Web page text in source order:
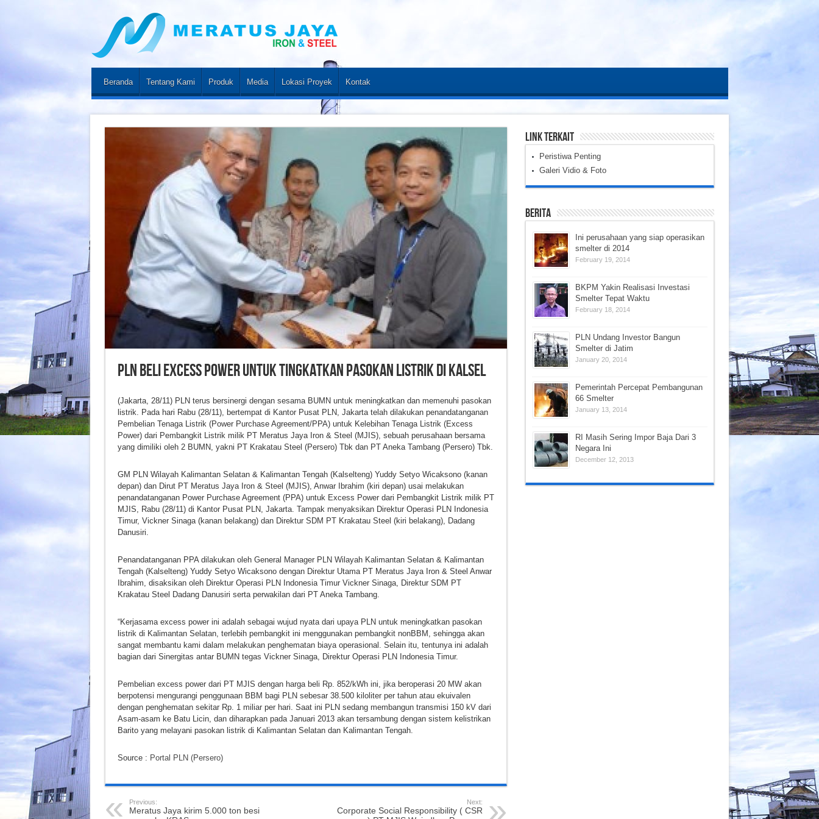
Beranda Tentang Kami Produk Media Lokasi Proyek Kontak
PLN Beli Excess Power Untuk Tingkatkan Pasokan Listrik Di Kalsel
(Jakarta, 28/11) PLN terus bersinergi dengan sesama BUMN untuk meningkatkan dan memenuhi pasokan
listrik. Pada hari Rabu (28/11), bertempat di Kantor Pusat PLN, Jakarta telah dilakukan penandatanganan
Pembelian Tenaga Listrik (Power Purchase Agreement/PPA) untuk Kelebihan Tenaga Listrik (Excess
Power) dari Pembangkit Listrik milik PT Meratus Jaya Iron & Steel (MJIS), sebuah perusahaan bersama
yang dimiliki oleh 2 BUMN, yakni PT Krakatau Steel (Persero) Tbk dan PT Aneka Tambang (Persero) Tbk.
GM PLN Wilayah Kalimantan Selatan & Kalimantan Tengah (Kalselteng) Yuddy Setyo Wicaksono (kanan
depan) dan Dirut PT Meratus Jaya Iron & Steel (MJIS), Anwar Ibrahim (kiri depan) usai melakukan
penandatanganan Power Purchase Agreement (PPA) untuk Excess Power dari Pembangkit Listrik milik PT
MJIS, Rabu (28/11) di Kantor Pusat PLN, Jakarta. Tampak menyaksikan Direktur Operasi PLN Indonesia
Timur, Vickner Sinaga (kanan belakang) dan Direktur SDM PT Krakatau Steel (kiri belakang), Dadang
Danusiri.
Penandatanganan PPA dilakukan oleh General Manager PLN Wilayah Kalimantan Selatan & Kalimantan
Tengah (Kalselteng) Yuddy Setyo Wicaksono dengan Direktur Utama PT Meratus Jaya Iron & Steel Anwar
Ibrahim, disaksikan oleh Direktur Operasi PLN Indonesia Timur Vickner Sinaga, Direktur SDM PT
Krakatau Steel Dadang Danusiri serta perwakilan dari PT Aneka Tambang.
“Kerjasama excess power ini adalah sebagai wujud nyata dari upaya PLN untuk meningkatkan pasokan
listrik di Kalimantan Selatan, terlebih pembangkit ini menggunakan pembangkit nonBBM, sehingga akan
sangat membantu kami dalam melakukan penghematan biaya operasional. Selain itu, tentunya ini adalah
bagian dari Sinergitas antar BUMN tegas Vickner Sinaga, Direktur Operasi PLN Indonesia Timur.
Pembelian excess power dari PT MJIS dengan harga beli Rp. 852/kWh ini, jika beroperasi 20 MW akan
berpotensi mengurangi penggunaan BBM bagi PLN sebesar 38.500 kiloliter per tahun atau ekuivalen
dengan penghematan sekitar Rp. 1 miliar per hari. Saat ini PLN sedang membangun transmisi 150 kV dari
Asam-asam ke Batu Licin, dan diharapkan pada Januari 2013 akan tersambung dengan sistem kelistrikan
Barito yang melayani pasokan listrik di Kalimantan Selatan dan Kalimantan Tengah.
Source : Portal PLN (Persero)
Previous:
Meratus Jaya kirim 5.000 ton besi
Next:
Corporate Social Responsibility ( CSR
LINK TERKAIT
Peristiwa Penting
Galeri Vidio & Foto
Berita
Ini perusahaan yang siap operasikan
smelter di 2014
February 19, 2014
BKPM Yakin Realisasi Investasi
Smelter Tepat Waktu
February 18, 2014
PLN Undang Investor Bangun
Smelter di Jatim
January 20, 2014
Pemerintah Percepat Pembangunan
66 Smelter
January 13, 2014
RI Masih Sering Impor Baja Dari 3
Negara Ini
December 12, 2013